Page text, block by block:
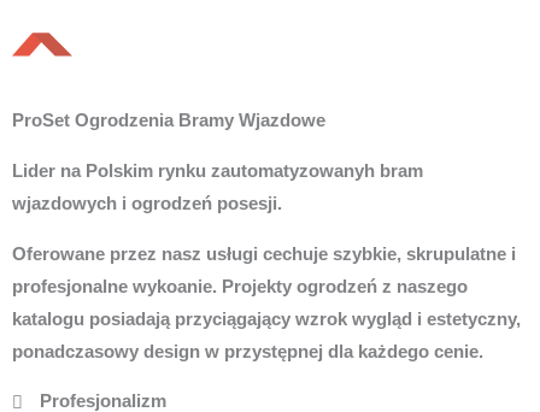
ProSet Ogrodzenia Bramy Wjazdowe
Lider na Polskim rynku zautomatyzowanyh bram
wjazdowych i ogrodzeń posesji.
Oferowane przez nasz usługi cechuje szybkie, skrupulatne i
profesjonalne wykoanie. Projekty ogrodzeń z naszego
katalogu posiadają przyciągający wzrok wygląd i estetyczny,
ponadczasowy design w przystępnej dla każdego cenie.
Profesjonalizm